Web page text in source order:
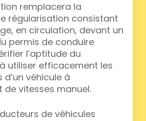
remplacera la
régularisation consistant
en circulation, devant un
permis de conduire
l’aptitude du
utiliser efficacement les
véhicule à
de vitesses manuel.
de véhicules